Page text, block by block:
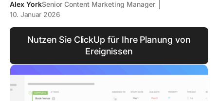
Alex YorkSenior Content Marketing Manager
10. Januar 2026
Nutzen Sie ClickUp für Ihre Planung von
Ereignissen